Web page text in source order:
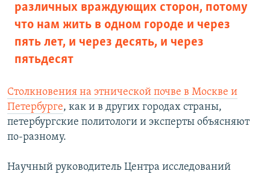
различных враждующих сторон, потому
что нам жить в одном городе и через
пять лет, и через десять, и через
пятьдесят
Столкновения на этнической почве в Москве и
Петербурге, как и в других городах страны,
петербургские политологи и эксперты объясняют
по-разному.
Научный руководитель Центра исследований